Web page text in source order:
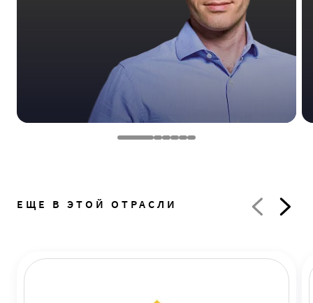
ЕЩЕ В ЭТОЙ ОТРАСЛИ